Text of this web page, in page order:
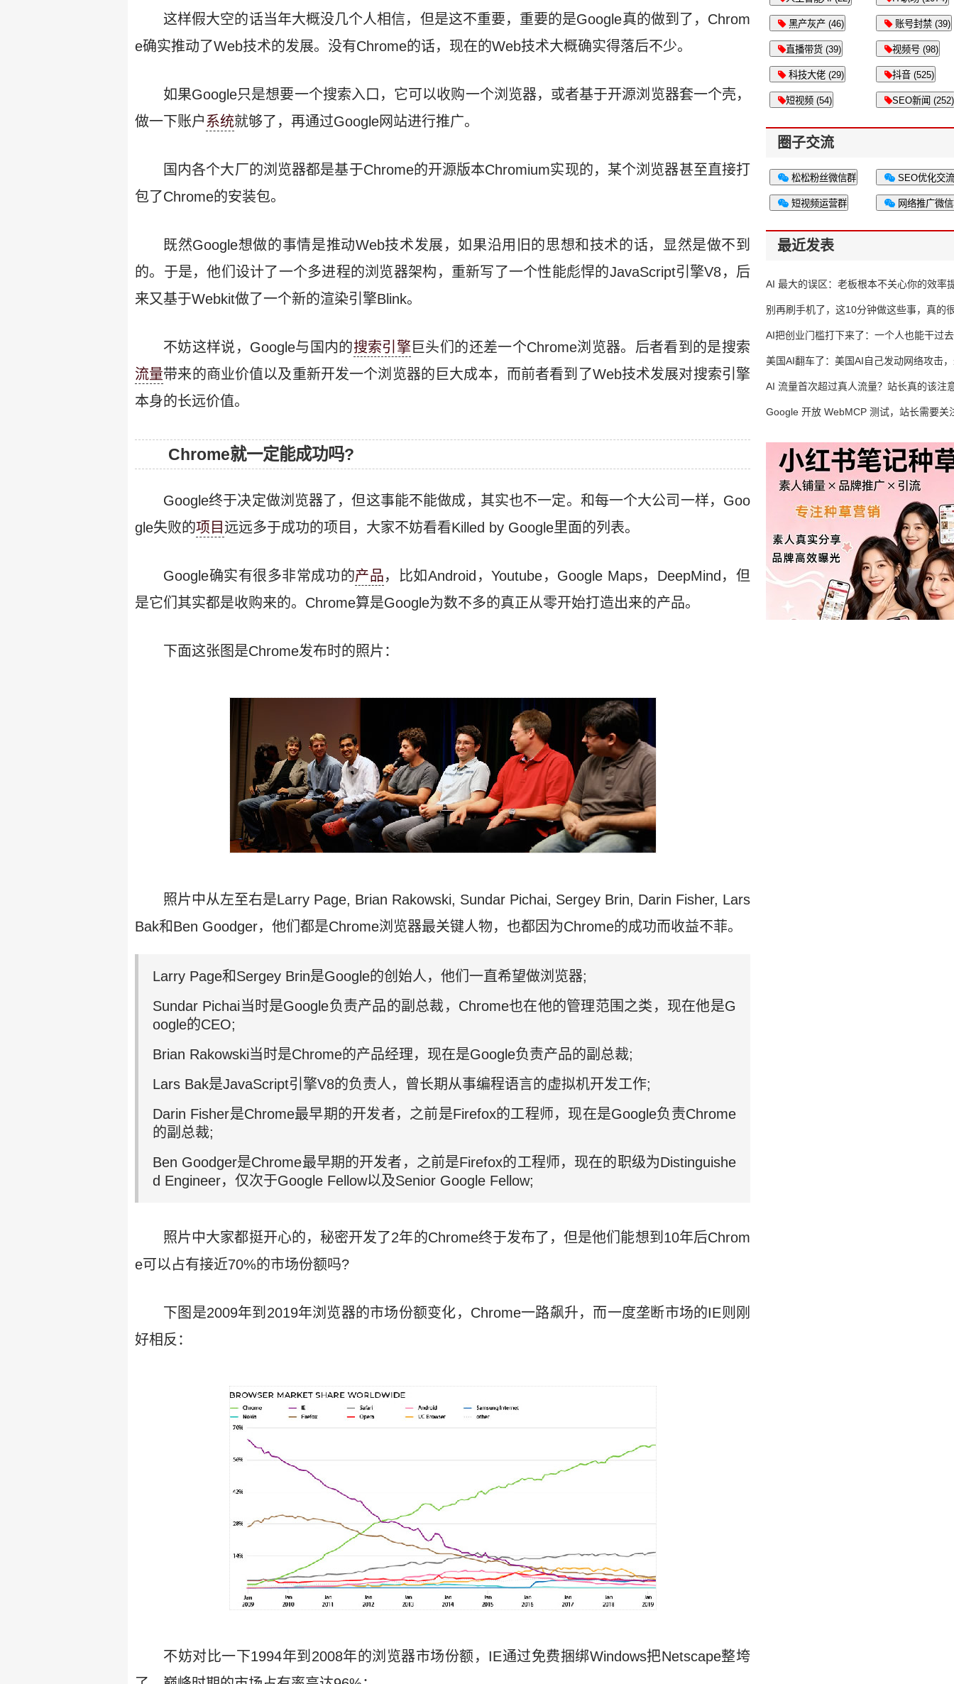
这样假大空的话当年大概没几个人相信，但是这不重要，重要的是Google真的做到了，Chrom
e确实推动了Web技术的发展。没有Chrome的话，现在的Web技术大概确实得落后不少。
如果Google只是想要一个搜索入口，它可以收购一个浏览器，或者基于开源浏览器套一个壳，
做一下账户 系统就够了，再通过Google网站进行推广。
国内各个大厂的浏览器都是基于Chrome的开源版本Chromium实现的，某个浏览器甚至直接打
包了Chrome的安装包。
既然Google想做的事情是推动Web技术发展，如果沿用旧的思想和技术的话，显然是做不到
的。于是，他们设计了一个多进程的浏览器架构，重新写了一个性能彪悍的JavaScript引擎V8，后
来又基于Webkit做了一个新的渲染引擎Blink。
不妨这样说，Google与国内的搜索引擎 巨头们的还差一个Chrome浏览器。后者看到的是搜索
流量带来的商业价值以及重新开发一个浏览器的巨大成本，而前者看到了Web技术发展对搜索引擎
本身的长远价值。
Chrome就一定能成功吗?
Google终于决定做浏览器了，但这事能不能做成，其实也不一定。和每一个大公司一样，Goo
gle失败的项目远远多于成功的项目，大家不妨看看Killed by Google里面的列表。
Google确实有很多非常成功的产品，比如Android，Youtube，Google Maps，DeepMind，但
是它们其实都是收购来的。Chrome算是Google为数不多的真正从零开始打造出来的产品。
下面这张图是Chrome发布时的照片：
照片中从左至右是Larry Page, Brian Rakowski, Sundar Pichai, Sergey Brin, Darin Fisher, Lars
Bak和Ben Goodger，他们都是Chrome浏览器最关键人物，也都因为Chrome的成功而收益不菲。
Larry Page和Sergey Brin是Google的创始人，他们一直希望做浏览器;
Sundar Pichai当时是Google负责产品的副总裁，Chrome也在他的管理范围之类，现在他是G
oogle的CEO;
Brian Rakowski当时是Chrome的产品经理，现在是Google负责产品的副总裁;
Lars Bak是JavaScript引擎V8的负责人，曾长期从事编程语言的虚拟机开发工作;
Darin Fisher是Chrome最早期的开发者，之前是Firefox的工程师，现在是Google负责Chrome
的副总裁;
Ben Goodger是Chrome最早期的开发者，之前是Firefox的工程师，现在的职级为Distinguishe
d Engineer，仅次于Google Fellow以及Senior Google Fellow;
照片中大家都挺开心的，秘密开发了2年的Chrome终于发布了，但是他们能想到10年后Chrom
e可以占有接近70%的市场份额吗?
下图是2009年到2019年浏览器的市场份额变化，Chrome一路飙升，而一度垄断市场的IE则刚
好相反：
不妨对比一下1994年到2008年的浏览器市场份额，IE通过免费捆绑Windows把Netscape整垮
黑产灰产 (46) 账号封禁 (39)
直播带货 (39) 视频号 (98)
科技大佬 (29) 抖音 (525)
短视频 (54) SEO新闻 (252)
圈子交流
松松粉丝微信群 SEO优化交
短视频运营群 网络推广微
最近发表
AI 最大的误区：老板根本不关心你的效率
别再刷手机了，这10分钟做这些事，真的
AI把创业门槛打下来了：一个人也能干过
人的活
美国AI翻车了：美国AI自己发动网络攻击
竟然靠中国AI帮忙善后
AI 流量首次超过真人流量？站长真的该注
Google 开放 WebMCP 测试，站长需要关